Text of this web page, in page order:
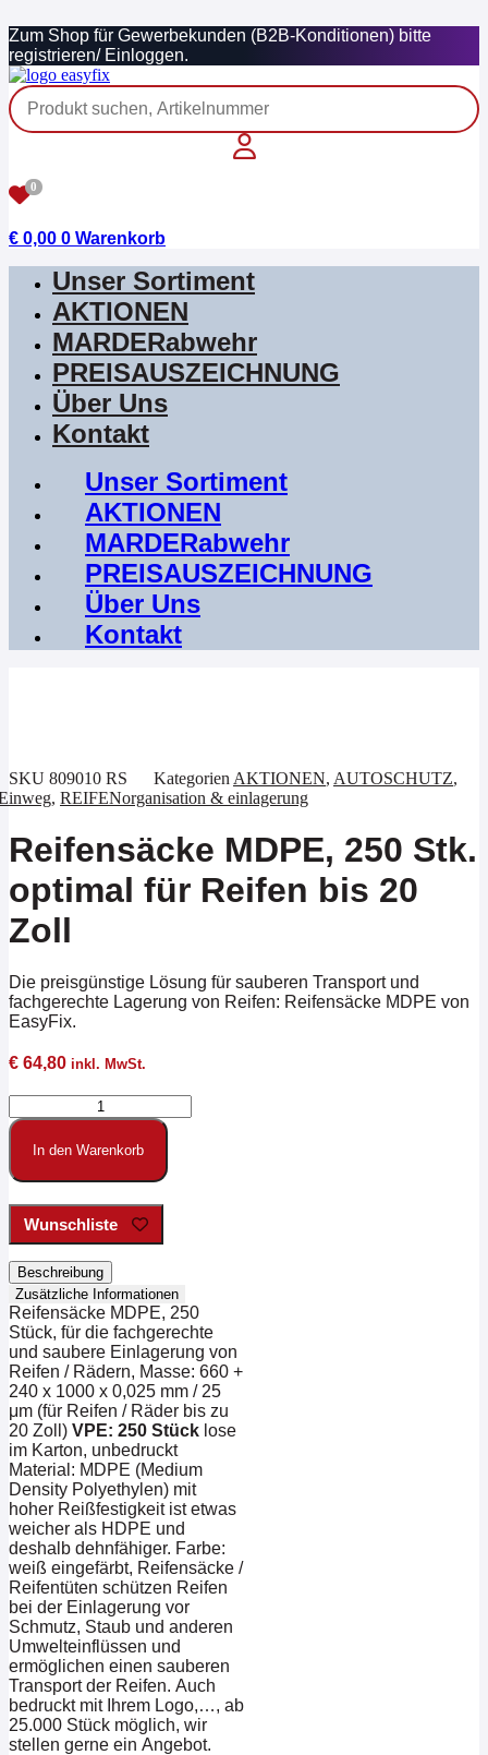
Inhalt
springen
Zum Shop für Gewerbekunden (B2B-Konditionen) bitte
registrieren/ Einloggen.
0
€ 0,00 0 Warenkorb
Unser Sortiment
AKTIONEN
MARDERabwehr
PREISAUSZEICHNUNG
Über Uns
Kontakt
Unser Sortiment
AKTIONEN
MARDERabwehr
PREISAUSZEICHNUNG
Über Uns
Kontakt
SKU 809010 RS Kategorien AKTIONEN, AUTOSCHUTZ,
, REIFENorganisation & einlagerung
Reifensäcke MDPE, 250 Stk.
optimal für Reifen bis 20
Zoll
Die preisgünstige Lösung für sauberen Transport und
fachgerechte Lagerung von Reifen: Reifensäcke MDPE von
EasyFix.
€ 64,80 inkl. MwSt.
MDPE,
optimal
für
Reifen
bis
20
Zoll
Menge
In den Warenkorb
Wunschliste
Beschreibung
Zusätzliche Informationen
Reifensäcke MDPE, 250
Stück, für die fachgerechte
und saubere Einlagerung von
Reifen / Rädern, Masse: 660 +
240 x 1000 x 0,025 mm / 25
μm (für Reifen / Räder bis zu
20 Zoll) VPE: 250 Stück lose
im Karton, unbedruckt
Material: MDPE (Medium
Density Polyethylen) mit
hoher Reißfestigkeit ist etwas
weicher als HDPE und
deshalb dehnfähiger. Farbe:
weiß eingefärbt, Reifensäcke /
Reifentüten schützen Reifen
bei der Einlagerung vor
Schmutz, Staub und anderen
Umwelteinflüssen und
ermöglichen einen sauberen
Transport der Reifen. Auch
bedruckt mit Ihrem Logo,…, ab
25.000 Stück möglich, wir
stellen gerne ein Angebot.